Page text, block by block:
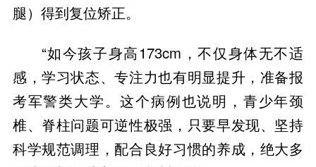
“如今孩子身高173cm，不仅身体无不适
感，学习状态、专注力也有明显提升，准备报
考军警类大学。这个病例也说明，青少年颈
椎、脊柱问题可逆性极强，只要早发现、坚持
科学规范调理，配合良好习惯的养成，绝大多